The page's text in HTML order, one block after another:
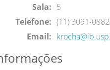
Sala: 5
Telefone: (11) 3091-
Email: